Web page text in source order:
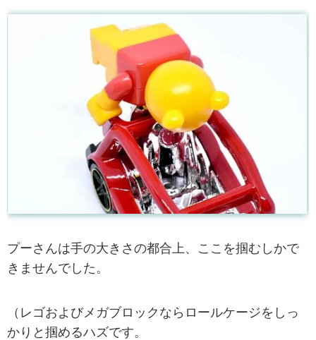
プーさんは手の大きさの都合上、ここを掴むしかで
きませんでした。
（レゴおよびメガブロックならロールケージをしっ
かりと掴めるハズです。